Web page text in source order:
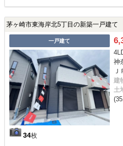
茅ヶ崎市東海岸北5丁目の新築一戸建て
一戸建て
34枚
神
Ｊ
建
土